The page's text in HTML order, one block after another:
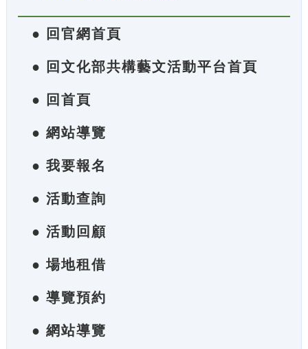
● 回官網首頁
● 回文化部共構藝文活動平台首頁
● 回首頁
● 網站導覽
● 我要報名
● 活動查詢
● 活動回顧
● 場地租借
● 導覽預約
● 網站導覽